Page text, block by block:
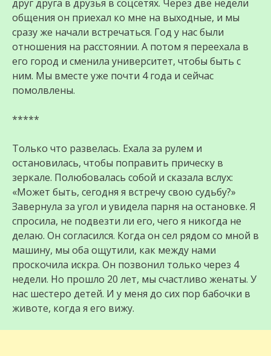
друг друга в друзья в соцсетях. Через две недели
общения он приехал ко мне на выходные, и мы
сразу же начали встречаться. Год у нас были
отношения на расстоянии. А потом я переехала в
его город и сменила университет, чтобы быть с
ним. Мы вместе уже почти 4 года и сейчас
помолвлены.
*****
Только что развелась. Ехала за рулем и
остановилась, чтобы поправить прическу в
зеркале. Полюбовалась собой и сказала вслух:
«Может быть, сегодня я встречу свою судьбу?»
Завернула за угол и увидела парня на остановке. Я
спросила, не подвезти ли его, чего я никогда не
делаю. Он согласился. Когда он сел рядом со мной в
машину, мы оба ощутили, как между нами
проскочила искра. Он позвонил только через 4
недели. Но прошло 20 лет, мы счастливо женаты. У
нас шестеро детей. И у меня до сих пор бабочки в
животе, когда я его вижу.